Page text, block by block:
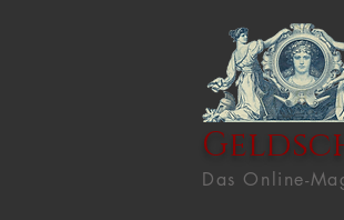
Das Online-